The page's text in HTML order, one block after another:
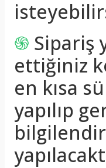
֍ Sipariş
ettiğiniz
en kısa
yapılıp